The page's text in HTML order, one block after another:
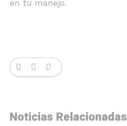
en tu manejo.
Noticias Relacionadas